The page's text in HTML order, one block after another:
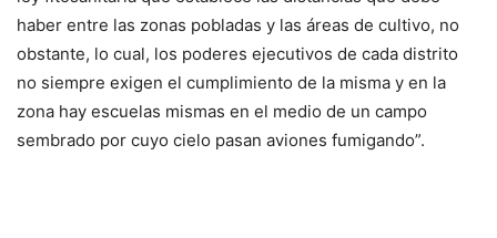
haber entre las zonas pobladas y las áreas de cultivo, no
obstante, lo cual, los poderes ejecutivos de cada distrito
no siempre exigen el cumplimiento de la misma y en la
zona hay escuelas mismas en el medio de un campo
sembrado por cuyo cielo pasan aviones fumigando”.